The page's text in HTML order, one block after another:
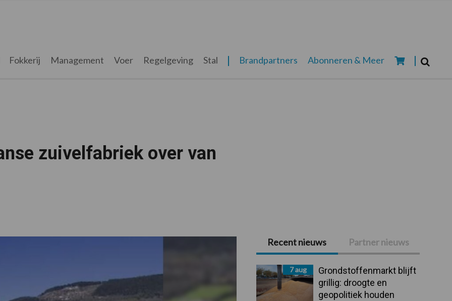
Fokkerij Management Voer Regelgeving Stal Brandpartners Abonneren & Meer
zuivelfabriek over van
Primaire
Sidebar
Recent nieuws Partner nieuws
7 aug
Grondstoffenmarkt blijft
grillig: droogte en
geopolitiek houden